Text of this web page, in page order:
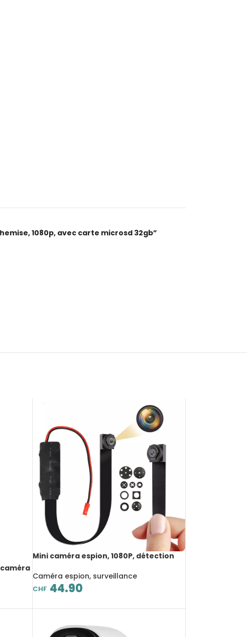
1080p, avec carte microsd 32gb”
Mini caméra espion, 1080P, détection
bouton de chemise, avec
télécommande
Caméra espion, surveillance
CHF 44.90